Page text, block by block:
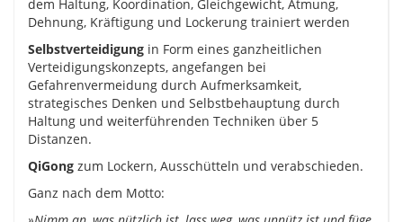
dem Haltung, Koordination, Gleichgewicht, Atmung,
Dehnung, Kräftigung und Lockerung trainiert werden
Selbstverteidigung in Form eines ganzheitlichen
Verteidigungskonzepts, angefangen bei
Gefahrenvermeidung durch Aufmerksamkeit,
strategisches Denken und Selbstbehauptung durch
Haltung und weiterführenden Techniken über 5
Distanzen.
QiGong zum Lockern, Ausschütteln und verabschieden.
Ganz nach dem Motto: